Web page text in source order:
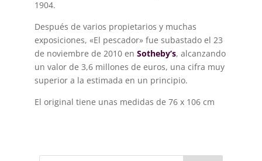
1904.
Después de varios propietarios y muchas
exposiciones, «El pescador» fue subastado el 23
de noviembre de 2010 en Sotheby’s, alcanzando
un valor de 3,6 millones de euros, una cifra muy
superior a la estimada en un principio.
El original tiene unas medidas de 76 x 106 cm